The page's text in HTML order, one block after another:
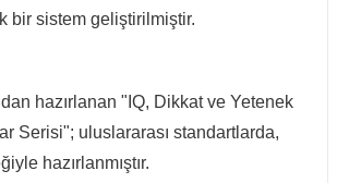
bir sistem geliştirilmiştir.
hazırlanan "IQ, Dikkat ve Yetenek
Serisi"; uluslararası standartlarda,
hazırlanmıştır.